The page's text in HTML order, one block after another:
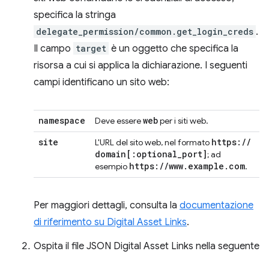
specifica la stringa
delegate_permission/common.get_login_creds .
Il campo target è un oggetto che specifica la
risorsa a cui si applica la dichiarazione. I seguenti
campi identificano un sito web:
namespace Deve esserewebper i siti web.
site L'URL del sito web, nel formato https: //
domain [: optional_port]; ad
esempio https: //www. example . com.
Per maggiori dettagli, consulta la documentazione
di riferimento su Digital Asset Links.
Ospita il file JSON Digital Asset Links nella seguente